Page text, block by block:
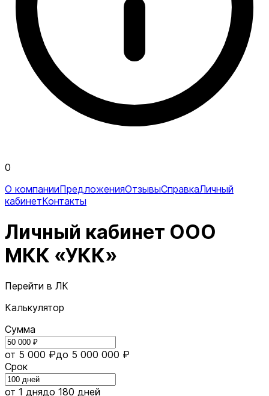
0
О компанииПредложенияОтзывыСправкаЛичный
кабинетКонтакты
Личный кабинет ООО
МКК «УКК»
Перейти в ЛК
Калькулятор
Сумма
от 5 000 ₽до 5 000 000 ₽
Срок
от 1 днядо 180 дней